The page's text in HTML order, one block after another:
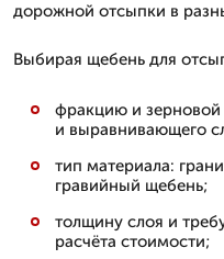
дорожной отсыпки в
Выбирая щебень для
фракцию и зерновой
и выравнивающего
тип материала:
гравийный щебень;
толщину слоя и
расчёта стоимости;